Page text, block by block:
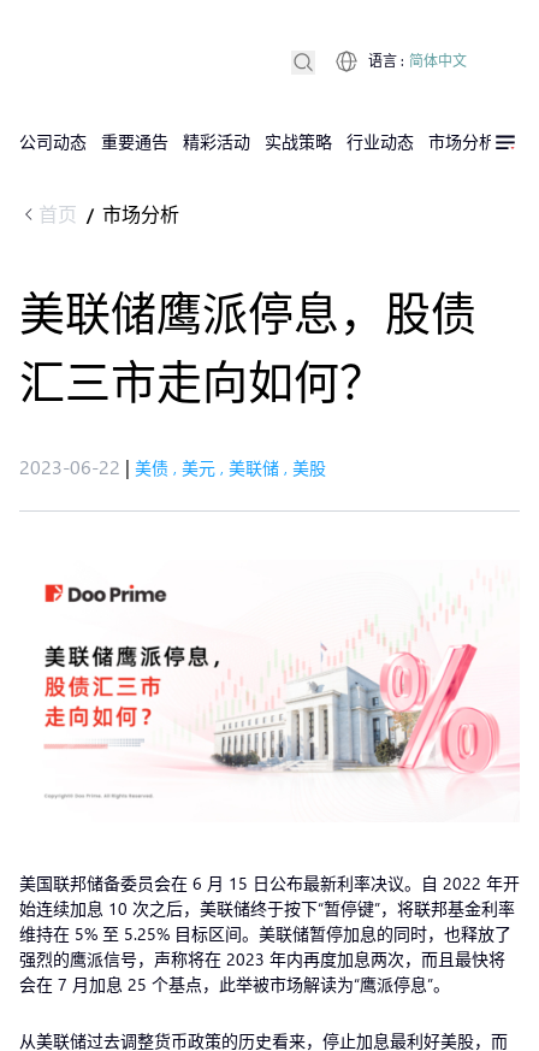
公司动态 重要通告 精彩活动 实战策略 行业动态 市场分析
语言 : 简体中文
首页 / 市场分析
美联储鹰派停息，股债
汇三市走向如何？
2023-06-22 | 美债 , 美元 , 美联储 , 美股
美国联邦储备委员会在 6 月 15 日公布最新利率决议。自 2022 年开
始连续加息 10 次之后，美联储终于按下“暂停键”，将联邦基金利率
维持在 5% 至 5.25% 目标区间。美联储暂停加息的同时，也释放了
强烈的鹰派信号，声称将在 2023 年内再度加息两次，而且最快将
会在 7 月加息 25 个基点，此举被市场解读为“鹰派停息”。
从美联储过去调整货币政策的历史看来，停止加息最利好美股，而